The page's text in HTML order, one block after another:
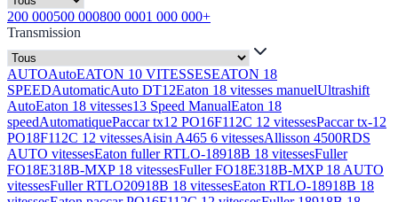
200 000500 000800 0001 000 000+
Transmission
AUTOAutoEATON 10 VITESSESEATON 18
SPEEDAutomaticAuto DT12Eaton 18 vitesses manuelUltrashift
AutoEaton 18 vitesses13 Speed ManualEaton 18
speedAutomatiquePaccar tx12 PO16F112C 12 vitessesPaccar tx-12
PO18F112C 12 vitessesAisin A465 6 vitessesAllisson 4500RDS
AUTO vitessesEaton fuller RTLO-18918B 18 vitessesFuller
FO18E318B-MXP 18 vitessesFuller FO18E318B-MXP 18 AUTO
vitessesFuller RTLO20918B 18 vitessesEaton RTLO-18918B 18